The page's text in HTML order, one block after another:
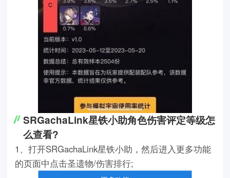
SRGachaLink星铁小助角色伤害评定等级怎
么查看?
1、打开SRGachaLink星铁小助，然后进入更多功能
的页面中点击圣遗物/伤害排行;